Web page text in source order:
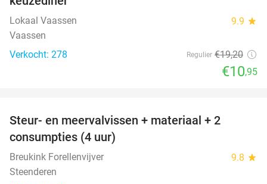
Lokaal Vaassen 9.9 star
Vaassen
Verkocht: 278
Regulier €19,20
€10,95
Steur- en meervalvissen + materiaal + 2
consumpties (4 uur)
Breukink Forellenvijver 9.8 star
Steenderen